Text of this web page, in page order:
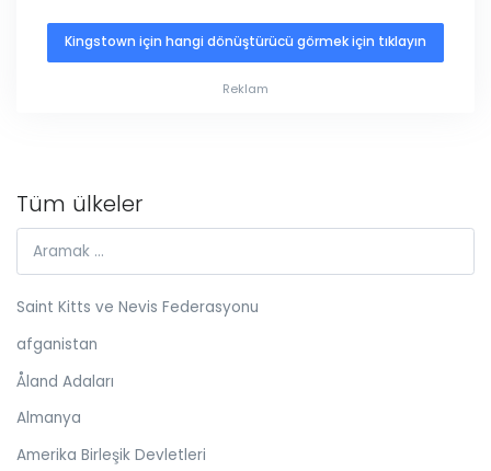
Kingstown için hangi dönüştürücü görmek için tıklayın
Reklam
Tüm ülkeler
Saint Kitts ve Nevis Federasyonu
afganistan
Åland Adaları
Almanya
Amerika Birleşik Devletleri